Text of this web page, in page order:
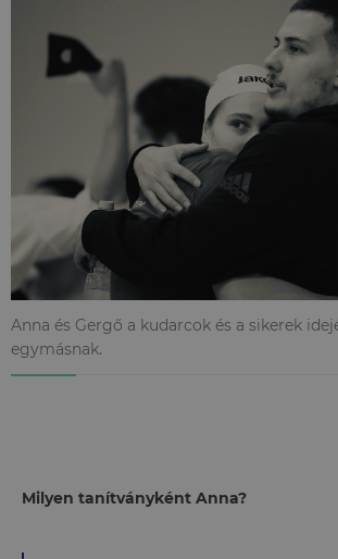
Anna és Gergő a kudarcok és a sikerek
egymásnak.
Milyen tanítványként Anna?